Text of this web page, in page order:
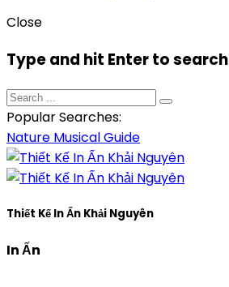
Close
Type and hit Enter to search
Popular Searches:
Nature MusicalGuide
Thiết Kế In Ấn Khải Nguyên
In Ấn